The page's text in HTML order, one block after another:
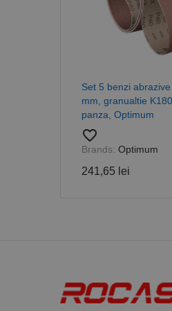
Set 5 benzi
mm, granualtie
panza, Optimum
favorite_border
Brands: Optimum
241,65 lei